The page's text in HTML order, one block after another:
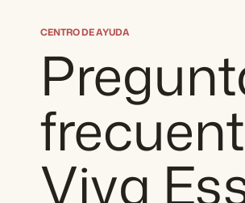
CENTRO DE AYUDA
Viva